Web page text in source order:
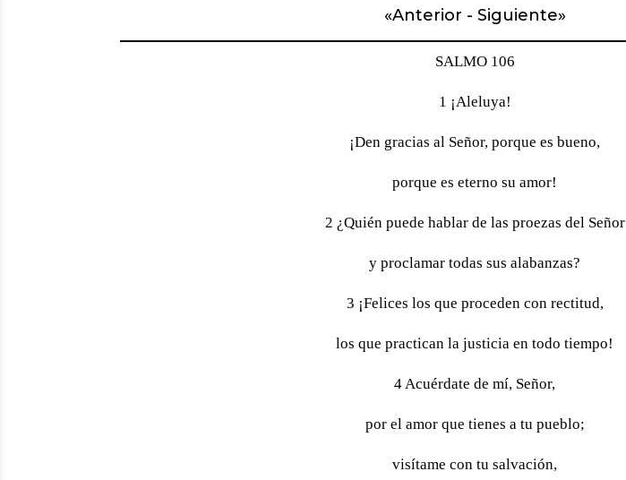
«Anterior - Siguiente»
SALMO 106
1 ¡Aleluya!
¡Den gracias al Señor, porque es bueno,
porque es eterno su amor!
2 ¿Quién puede hablar de las proezas del Señor
y proclamar todas sus alabanzas?
3 ¡Felices los que proceden con rectitud,
los que practican la justicia en todo tiempo!
4 Acuérdate de mí, Señor,
por el amor que tienes a tu pueblo;
visítame con tu salvación,